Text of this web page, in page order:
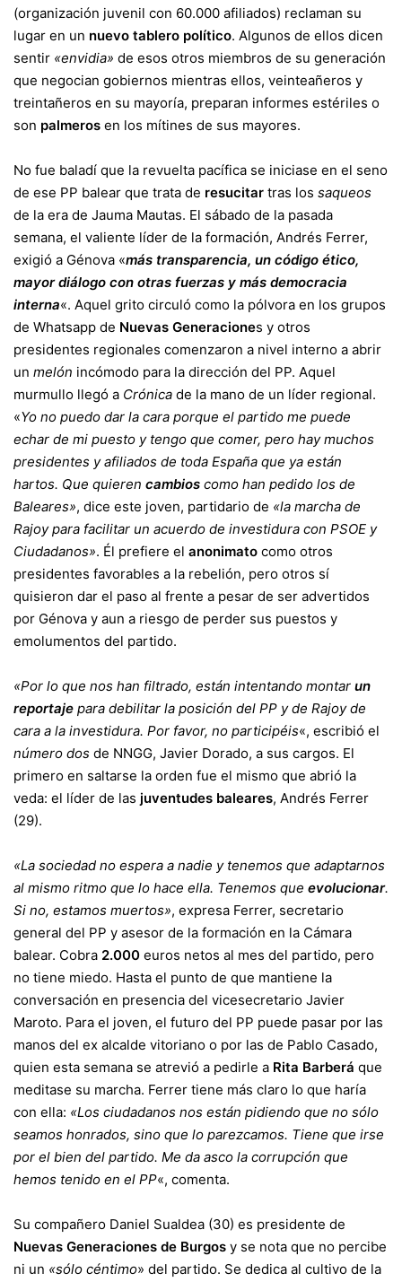
(organización juvenil con 60.000 afiliados) reclaman su
lugar en un nuevo tablero político. Algunos de ellos dicen
sentir «envidia» de esos otros miembros de su generación
que negocian gobiernos mientras ellos, veinteañeros y
treintañeros en su mayoría, preparan informes estériles o
son palmeros en los mítines de sus mayores.
No fue baladí que la revuelta pacífica se iniciase en el seno
de ese PP balear que trata de resucitar tras los saqueos
de la era de Jauma Mautas. El sábado de la pasada
semana, el valiente líder de la formación, Andrés Ferrer,
exigió a Génova «más transparencia, un código ético,
mayor diálogo con otras fuerzas y más democracia
interna«. Aquel grito circuló como la pólvora en los grupos
de Whatsapp de Nuevas Generaciones y otros
presidentes regionales comenzaron a nivel interno a abrir
un melón incómodo para la dirección del PP. Aquel
murmullo llegó a Crónica de la mano de un líder regional.
«Yo no puedo dar la cara porque el partido me puede
echar de mi puesto y tengo que comer, pero hay muchos
presidentes y afiliados de toda España que ya están
hartos. Que quieren cambios como han pedido los de
Baleares», dice este joven, partidario de «la marcha de
Rajoy para facilitar un acuerdo de investidura con PSOE y
Ciudadanos». Él prefiere el anonimato como otros
presidentes favorables a la rebelión, pero otros sí
quisieron dar el paso al frente a pesar de ser advertidos
por Génova y aun a riesgo de perder sus puestos y
emolumentos del partido.
«Por lo que nos han filtrado, están intentando montar un
reportaje para debilitar la posición del PP y de Rajoy de
cara a la investidura. Por favor, no participéis«, escribió el
número dos de NNGG, Javier Dorado, a sus cargos. El
primero en saltarse la orden fue el mismo que abrió la
veda: el líder de las juventudes baleares, Andrés Ferrer
(29).
«La sociedad no espera a nadie y tenemos que adaptarnos
al mismo ritmo que lo hace ella. Tenemos que evolucionar.
Si no, estamos muertos», expresa Ferrer, secretario
general del PP y asesor de la formación en la Cámara
balear. Cobra 2.000 euros netos al mes del partido, pero
no tiene miedo. Hasta el punto de que mantiene la
conversación en presencia del vicesecretario Javier
Maroto. Para el joven, el futuro del PP puede pasar por las
manos del ex alcalde vitoriano o por las de Pablo Casado,
quien esta semana se atrevió a pedirle a Rita Barberá que
meditase su marcha. Ferrer tiene más claro lo que haría
con ella: «Los ciudadanos nos están pidiendo que no sólo
seamos honrados, sino que lo parezcamos. Tiene que irse
por el bien del partido. Me da asco la corrupción que
hemos tenido en el PP«, comenta.
Su compañero Daniel Sualdea (30) es presidente de
Nuevas Generaciones de Burgos y se nota que no percibe
ni un «sólo céntimo» del partido. Se dedica al cultivo de la